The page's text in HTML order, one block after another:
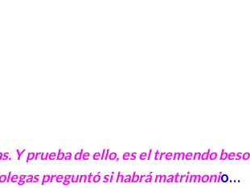
Y prueba de ello, es el tremendo beso
preguntó si habrá matrimonio…